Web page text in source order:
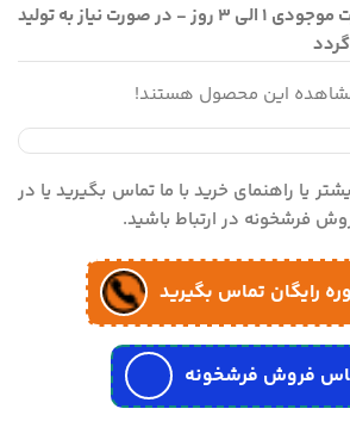
⏱ زمان ارسال: در صورت موجودی 1 الی 3 روز - در صورت نیاز به تولید
این محصول هستند!
یا راهنمای خرید با ما تماس بگیرید یا در
فرشخونه در ارتباط باشید.
رایگان تماس بگیرید
فروش فرشخونه